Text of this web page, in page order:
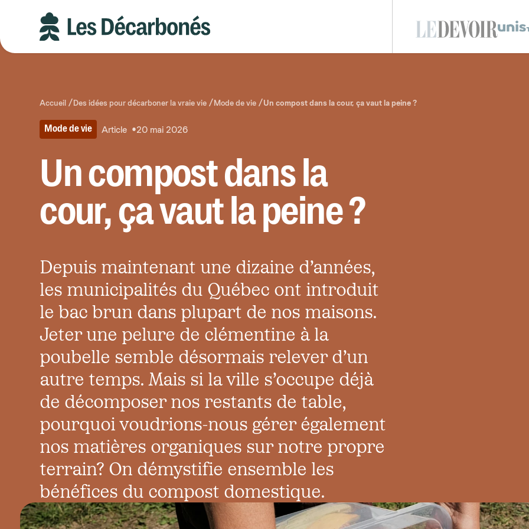
contenu
page
Accueil Des idées pour décarboner la vraie vie Mode de vie Un compost dans la cour, ça vaut la peine ?
Mode de vie Article 20 mai 2026
Un compost dans la
cour, ça vaut la peine ?
Depuis maintenant une dizaine d’années,
les municipalités du Québec ont introduit
le bac brun dans plupart de nos maisons.
Jeter une pelure de clémentine à la
poubelle semble désormais relever d’un
autre temps. Mais si la ville s’occupe déjà
de décomposer nos restants de table,
pourquoi voudrions-nous gérer également
nos matières organiques sur notre propre
terrain? On démystifie ensemble les
bénéfices du compost domestique.